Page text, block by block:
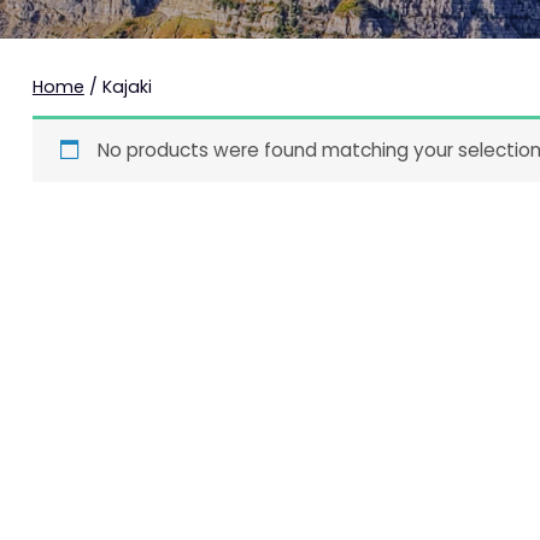
Home / Kajaki
No products were found matching your